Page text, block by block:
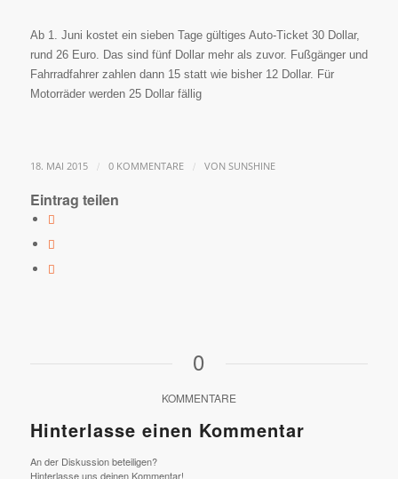
Ab 1. Juni kostet ein sieben Tage gültiges Auto-Ticket 30 Dollar,
rund 26 Euro. Das sind fünf Dollar mehr als zuvor. Fußgänger und
Fahrradfahrer zahlen dann 15 statt wie bisher 12 Dollar. Für
Motorräder werden 25 Dollar fällig
18. MAI 2015 / 0 KOMMENTARE / VON SUNSHINE
Eintrag teilen
0
KOMMENTARE
Hinterlasse einen Kommentar
An der Diskussion beteiligen?
Hinterlasse uns deinen Kommentar!